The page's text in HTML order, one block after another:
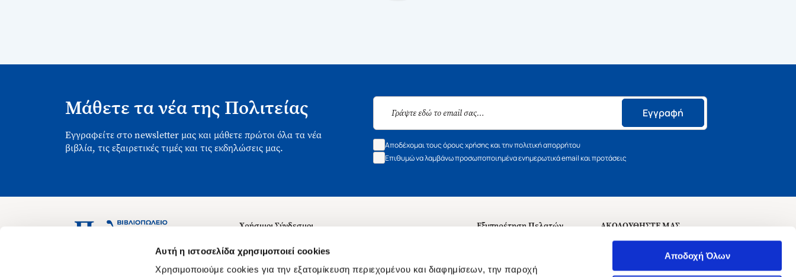
Αυτή η ιστοσελίδα χρησιμοποιεί cookies
Χρησιμοποιούμε cookies για την εξατομίκευση περιεχομένου και διαφημίσεων, την παροχή
Αποδοχή Όλων
Μάθετε τα νέα της Πολιτείας
Εγγραφείτε στο newsletter μας και μάθετε πρώτοι όλα τα νέα
βιβλία, τις εξαιρετικές τιμές και τις εκδηλώσεις μας.
Εγγραφή
Αποδέχομαι τους όρους χρήσης και την πολιτική απορρήτου
Επιθυμώ να λαμβάνω προσωποποιημένα ενημερωτικά email και προτάσεις
Ασκληπιού 1-3, Αθήνα 106 79
Χρήσιμοι Σύνδεσμοι
Σχετικά με εμάς
Θέσεις Εργασίας
Εξυπηρέτηση Πελατών
ΑΚΟΛΟΥΘΗΣΤΕ ΜΑΣ